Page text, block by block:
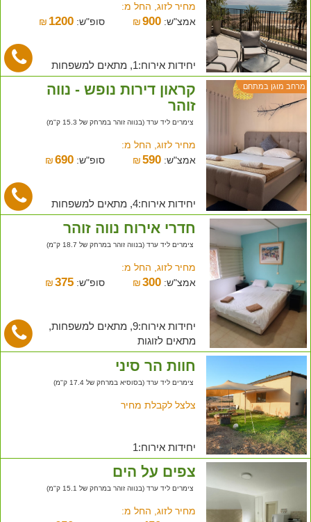
מחיר לזוג, החל מ:
אמצ"ש:
₪900 סופ"ש: ₪ 1200
יחידות אירוח:1, מתאים למשפחות
מרחב מוגן במתחם
קראון דירות נופש - נווה
זוהר
צימרים ליד ערד (בנווה זוהר במרחק של 15.3 ק"מ)
מחיר לזוג, החל מ:
אמצ"ש:
₪590 סופ"ש: ₪ 690
יחידות אירוח:4, מתאים למשפחות
חדרי אירוח נווה זוהר
צימרים ליד ערד (בנווה זוהר במרחק של 18.7 ק"מ)
מחיר לזוג, החל מ:
אמצ"ש:
₪300 סופ"ש: ₪ 375
יחידות אירוח:9, מתאים למשפחות,
מתאים לזוגות
חוות הר סיני
צימרים ליד ערד (בסוסיא במרחק של 17.4 ק"מ)
צלצל לקבלת מחיר
יחידות אירוח:1
צפים על הים
צימרים ליד ערד (בנווה זוהר במרחק של 15.1 ק"מ)
מחיר לזוג, החל מ: